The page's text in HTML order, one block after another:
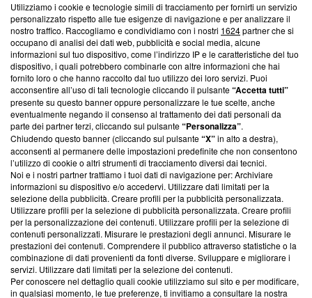
Questa sezione offre informazioni trasparenti su Blasting
News, sui nostri processi editoriali e su come ci impegniamo a
creare news di qualità. Inoltre, afferma la nostra aderenza a
‘Trust Project - News with Integrity’Blasting News non è
ancora membro del programma, ma ha richiesto di farne
parte; Trust Project non ha ancora effettuato una verifica di
conformità agli standard.
Su di noi
Team editoriale
Corporate
Redazione
Informativa Privacy
Cookie Policy
Blasting SA, IDI CHE-247.845.224, Via Carlo Frasca, 3 - 6900
Lugano (Svizzera) Tel:+39 0690258937
Utilizziamo i cookie e tecnologie simili di tracciamento per fornirti un servizio
personalizzato rispetto alle tue esigenze di navigazione e per analizzare il
nostro traffico. Raccogliamo e condividiamo con i nostri 1624partner che si
occupano di analisi dei dati web, pubblicità e social media, alcune
informazioni sul tuo dispositivo, come l’indirizzo IP e le caratteristiche del tuo
dispositivo, i quali potrebbero combinarle con altre informazioni che hai
fornito loro o che hanno raccolto dal tuo utilizzo dei loro servizi. Puoi
acconsentire all’uso di tali tecnologie cliccando il pulsante“Accetta tutti”
presente su questo banner oppure personalizzare le tue scelte, anche
eventualmente negando il consenso al trattamento dei dati personali da
parte dei partner terzi, cliccando sul pulsante“Personalizza”.
Chiudendo questo banner (cliccando sul pulsante“X”in alto a destra),
acconsenti al permanere delle impostazioni predefinite che non consentono
l’utilizzo di cookie o altri strumenti di tracciamento diversi dai tecnici.
Noi e i nostri partner trattiamo i tuoi dati di navigazione per: Archiviare
informazioni su dispositivo e/o accedervi. Utilizzare dati limitati per la
selezione della pubblicità. Creare profili per la pubblicità personalizzata.
Utilizzare profili per la selezione di pubblicità personalizzata. Creare profili
per la personalizzazione dei contenuti. Utilizzare profili per la selezione di
contenuti personalizzati. Misurare le prestazioni degli annunci. Misurare le
prestazioni dei contenuti. Comprendere il pubblico attraverso statistiche o la
combinazione di dati provenienti da fonti diverse. Sviluppare e migliorare i
servizi. Utilizzare dati limitati per la selezione dei contenuti.
Per conoscere nel dettaglio quali cookie utilizziamo sul sito e per modificare,
in qualsiasi momento, le tue preferenze, ti invitiamo a consultare la nostra